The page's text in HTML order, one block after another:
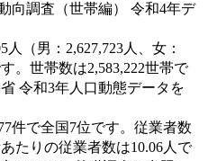
向調査（世帯編） 令和4年デ
（男：2,627,723人、女：
。世帯数は2,583,222世帯で
令和3年人口動態データを
件で全国7位です。従業者数
たりの従業者数は10.06人で